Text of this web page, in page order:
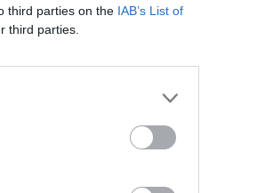
third parties on the IAB’s List of
third parties.